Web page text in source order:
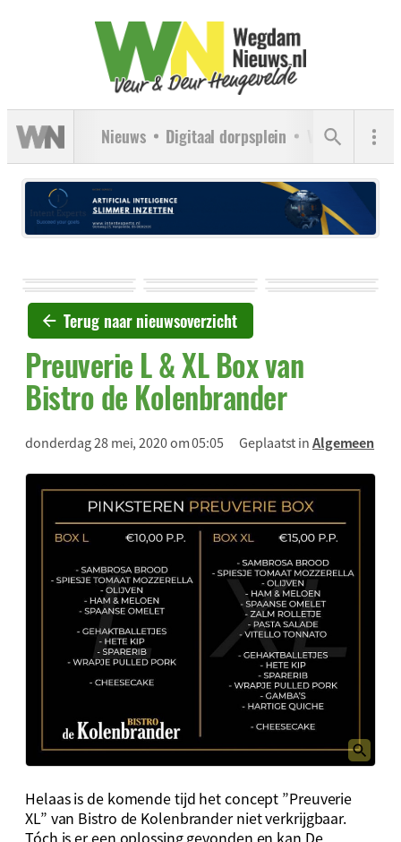
Nieuws Digitaal dorpsplein Verenigingen
Terug naar nieuwsoverzicht
Preuverie L & XL Box van
Bistro de Kolenbrander
donderdag 28 mei, 2020 om 05:05 Geplaatst inAlgemeen
Helaas is de komende tijd het concept ”Preuverie
XL” van Bistro de Kolenbrander niet verkrijgbaar.